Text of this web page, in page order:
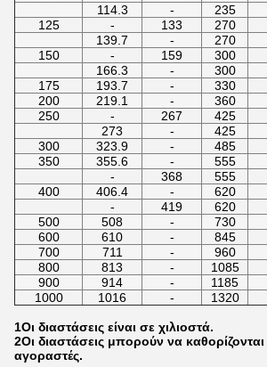
114.3
- 235
125
- 133 270
139.7
- 270
150
- 159 300
166.3
- 300
175
193.7 - 330
200
219.1 - 360
250
- 267 425
273
- 425
300
323.9 - 485
350
355.6 - 555
-
368 555
400
406.4 - 620
-
419 620
500
508 - 730
600
610 - 845
700
711 - 960
800
813 - 1085
900
914 - 1185
1000
1016 - 1320
1Οι διαστάσεις είναι σε χιλιοστά.
2Οι διαστάσεις μπορούν να
αγοραστές.